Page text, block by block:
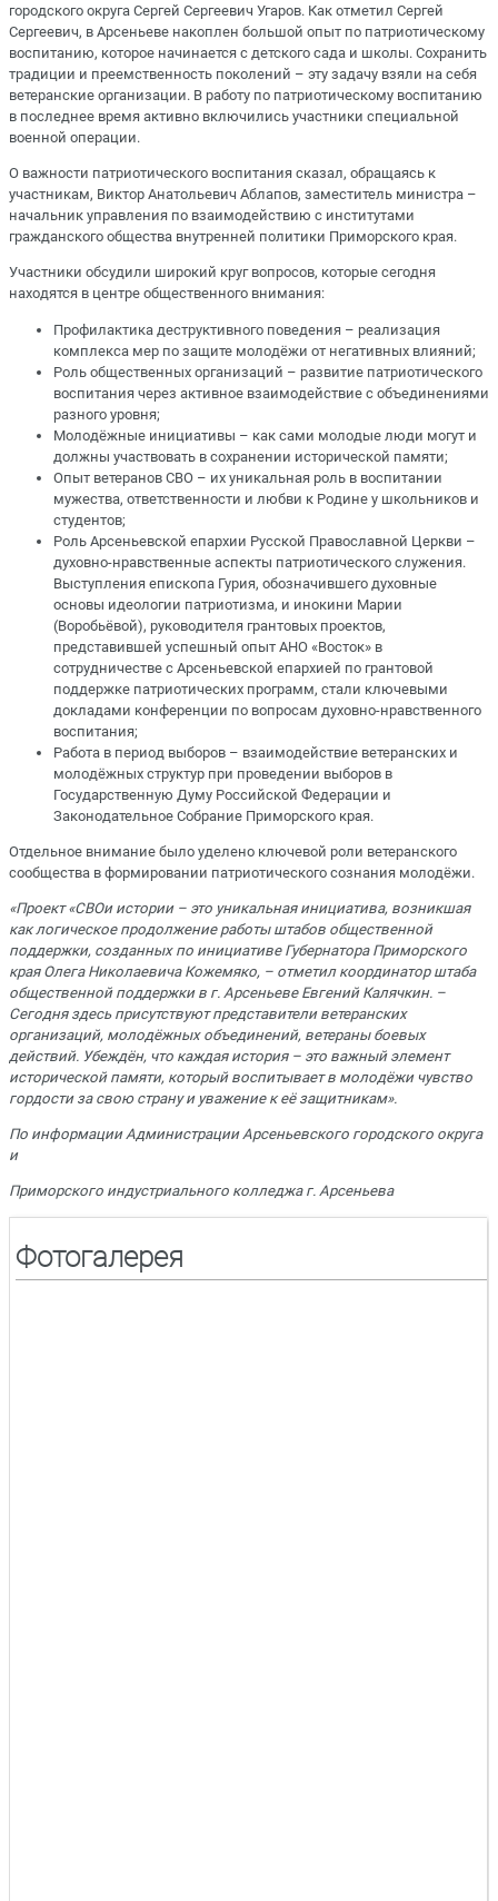
городского округа Сергей Сергеевич Угаров. Как отметил Сергей
Сергеевич, в Арсеньеве накоплен большой опыт по патриотическому
воспитанию, которое начинается с детского сада и школы. Сохранить
традиции и преемственность поколений – эту задачу взяли на себя
ветеранские организации. В работу по патриотическому воспитанию
в последнее время активно включились участники специальной
военной операции.
О важности патриотического воспитания сказал, обращаясь к
участникам, Виктор Анатольевич Аблапов, заместитель министра –
начальник управления по взаимодействию с институтами
гражданского общества внутренней политики Приморского края.
Участники обсудили широкий круг вопросов, которые сегодня
находятся в центре общественного внимания:
Профилактика деструктивного поведения – реализация
комплекса мер по защите молодёжи от негативных влияний;
Роль общественных организаций – развитие патриотического
воспитания через активное взаимодействие с объединениями
разного уровня;
Молодёжные инициативы – как сами молодые люди могут и
должны участвовать в сохранении исторической памяти;
Опыт ветеранов СВО – их уникальная роль в воспитании
мужества, ответственности и любви к Родине у школьников и
студентов;
Роль Арсеньевской епархии Русской Православной Церкви –
духовно-нравственные аспекты патриотического служения.
Выступления епископа Гурия, обозначившего духовные
основы идеологии патриотизма, и инокини Марии
(Воробьёвой), руководителя грантовых проектов,
представившей успешный опыт АНО «Восток» в
сотрудничестве с Арсеньевской епархией по грантовой
поддержке патриотических программ, стали ключевыми
докладами конференции по вопросам духовно-нравственного
воспитания;
Работа в период выборов – взаимодействие ветеранских и
молодёжных структур при проведении выборов в
Государственную Думу Российской Федерации и
Законодательное Собрание Приморского края.
Отдельное внимание было уделено ключевой роли ветеранского
сообщества в формировании патриотического сознания молодёжи.
«Проект «СВОи истории – это уникальная инициатива, возникшая
как логическое продолжение работы штабов общественной
поддержки, созданных по инициативе Губернатора Приморского
края Олега Николаевича Кожемяко, – отметил координатор штаба
общественной поддержки в г. Арсеньеве Евгений Калячкин. –
Сегодня здесь присутствуют представители ветеранских
организаций, молодёжных объединений, ветераны боевых
действий. Убеждён, что каждая история – это важный элемент
исторической памяти, который воспитывает в молодёжи чувство
гордости за свою страну и уважение к её защитникам».
По информации Администрации Арсеньевского городского округа
и
Приморского индустриального колледжа г. Арсеньева
Фотогалерея